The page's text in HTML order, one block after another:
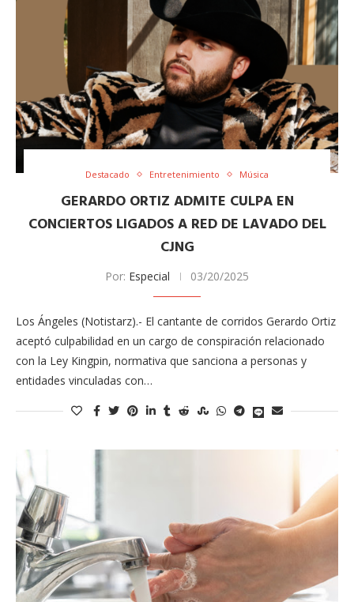
Destacado Entretenimiento Música
GERARDO ORTIZ ADMITE CULPA EN
CONCIERTOS LIGADOS A RED DE LAVADO DEL
CJNG
Por: Especial 03/20/2025
Los Ángeles (Notistarz).- El cantante de corridos Gerardo Ortiz
aceptó culpabilidad en un cargo de conspiración relacionado
con la Ley Kingpin, normativa que sanciona a personas y
entidades vinculadas con…